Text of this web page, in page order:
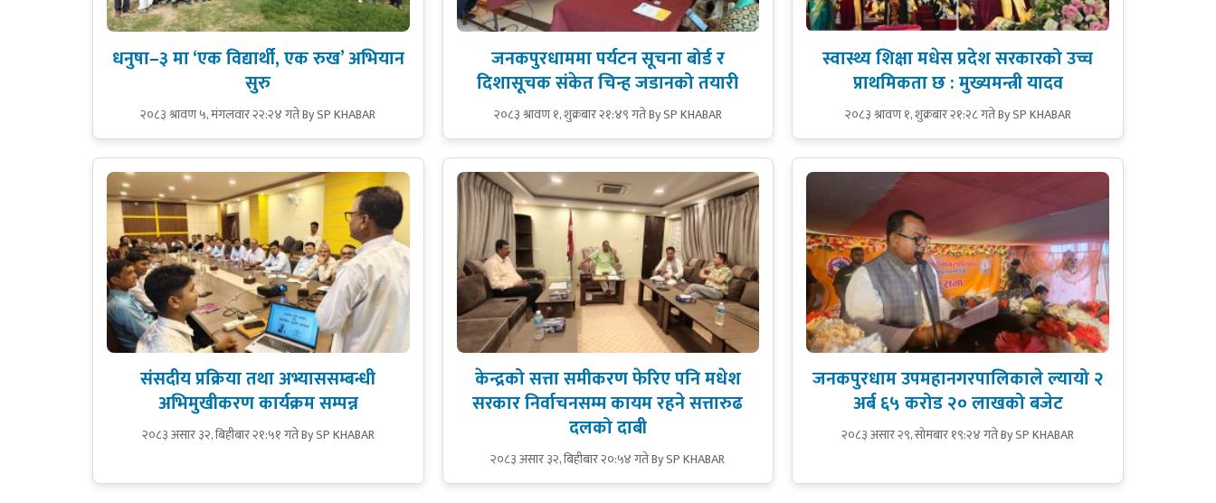
धनुषा–३ मा ‘एक विद्यार्थी, एक रुख’ अभियान
सुरु
२०८३ श्रावण ५, मंगलवार २२:२४ गतेBy SP KHABAR
जनकपुरधाममा पर्यटन सूचना बोर्ड र
दिशासूचक संकेत चिन्ह जडानको तयारी
२०८३ श्रावण १, शुक्रबार २१:४९ गतेBy SP KHABAR
स्वास्थ्य शिक्षा मधेस प्रदेश सरकारको उच्च
प्राथमिकता छ : मुख्यमन्त्री यादव
२०८३ श्रावण १, शुक्रबार २१:२८ गतेBy SP KHABAR
संसदीय प्रक्रिया तथा अभ्याससम्बन्धी
अभिमुखीकरण कार्यक्रम सम्पन्न
२०८३ असार ३२, बिहीबार २१:५१ गतेBy SP KHABAR
केन्द्रको सत्ता समीकरण फेरिए पनि मधेश
सरकार निर्वाचनसम्म कायम रहने सत्तारुढ
दलको दाबी
२०८३ असार ३२, बिहीबार २०:५४ गतेBy SP KHABAR
जनकपुरधाम उपमहानगरपालिकाले ल्यायो २
अर्ब ६५ करोड २० लाखको बजेट
२०८३ असार २९, सोमबार १९:२४ गतेBy SP KHABAR